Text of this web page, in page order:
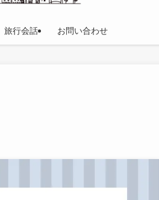
旅行会話 お問い合わせ